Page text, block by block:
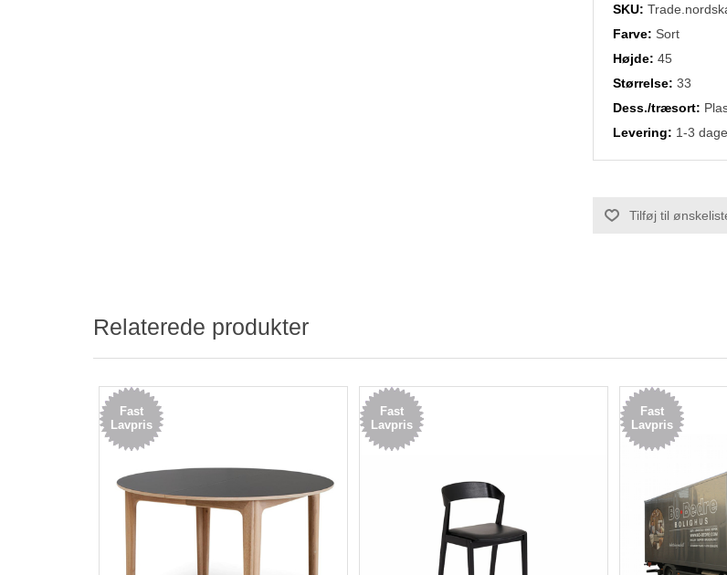
SKU:
Farve: Sort
Højde:45
Størrelse:33
Dess./træsort:
Levering: 1-3 dage
Relaterede produkter
Fast
Lavpris
Fast
Lavpris
Fast
Lavpris